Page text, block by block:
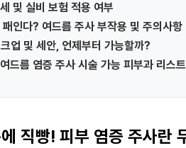
및 실비 보험 적용 여부
인다? 여드름 주사 부작용 및 주의사항
업 및 세안, 언제부터 가능할까?
드름 염증 주사 시술 가능 피부과 리스트
직빵! 피부 염증 주사란